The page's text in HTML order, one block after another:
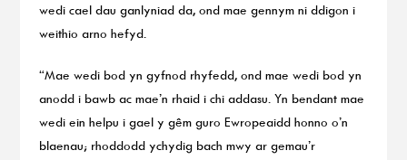
wedi cael dau ganlyniad da, ond mae gennym ni ddigon i
weithio arno hefyd.
“Mae wedi bod yn gyfnod rhyfedd, ond mae wedi bod yn
anodd i bawb ac mae’n rhaid i chi addasu. Yn bendant mae
wedi ein helpu i gael y gêm guro Ewropeaidd honno o’n
blaenau; rhoddodd ychydig bach mwy ar gemau’r